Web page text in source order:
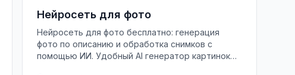
Нейросеть для фото
Нейросеть для фото бесплатно: генерация
фото по описанию и обработка снимков с
помощью ИИ. Удобный AI генератор картинок